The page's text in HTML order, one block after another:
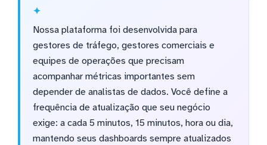
Nossa plataforma foi desenvolvida para
gestores de tráfego, gestores comerciais e
equipes de operações que precisam
acompanhar métricas importantes sem
depender de analistas de dados. Você define a
frequência de atualização que seu negócio
exige: a cada 5 minutos, 15 minutos, hora ou dia,
mantendo seus dashboards sempre atualizados